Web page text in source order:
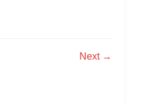
Next →